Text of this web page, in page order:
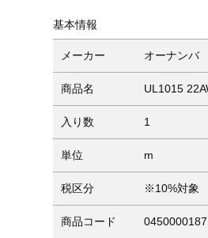
基本情報
メーカー オーナンバ
商品名 UL1015
入り数 1
単位 m
税区分 ※10%対象
商品コード 0450000187